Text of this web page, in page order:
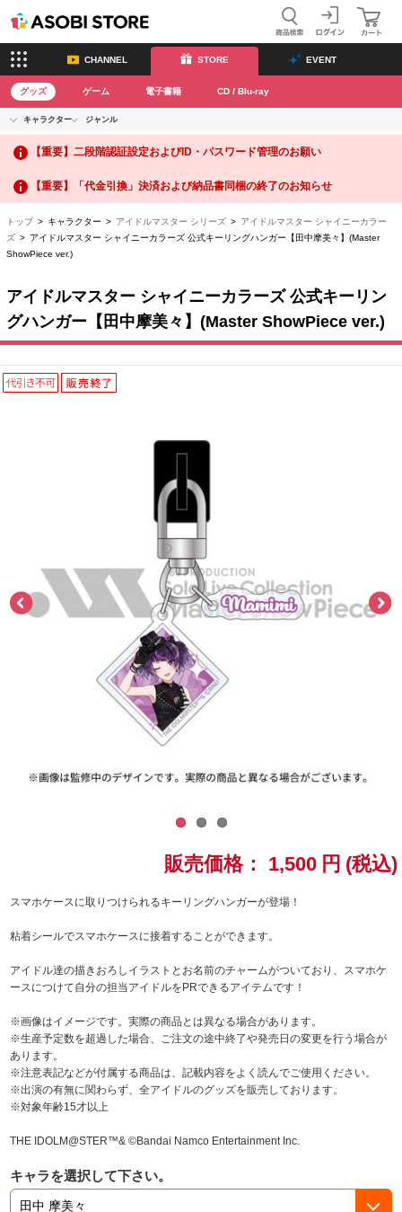
CHANNEL STORE EVENT
CHANNEL
STORE
ASOBI STORE TOP
ゲーム 電子書籍
CD / Blu-ray
EVENT
グッズ ゲーム 電子書籍 CD / Blu-ray
キャラクター
アイドルマスターシリーズ
アイドルマスター
アイドルマスター シンデレラガールズ
アイドルマスター SideM
学園アイドルマスター
プロジェクトアイマス ヴイアライヴ
太鼓の達人
ラブライブ！サンシャイン‼
ラブライブ！スーパースター!!
アイドリッシュセブン
ジャンル
イベントグッズ
トイ・ホビー
生活雑貨
【重要】二段階認証設定およびID・パスワード管理のお願い
【重要】「代金引換」決済および納品書同梱の終了のお知らせ
トップ> キャラクター > アイドルマスター シリーズ > アイドルマスター シャイニーカラー
ズ > アイドルマスター シャイニーカラーズ 公式キーリングハンガー【田中摩美々】(Master
ShowPiece ver.)
アイドルマスター シャイニーカラーズ 公式キーリン
グハンガー【田中摩美々】(Master ShowPiece ver.)
販売価格： 1,500 円 (税込)
スマホケースに取りつけられるキーリングハンガーが登場！
粘着シールでスマホケースに接着することができます。
アイドル達の描きおろしイラストとお名前のチャームがついており、スマホケ
ースにつけて自分の担当アイドルをPRできるアイテムです！
※画像はイメージです。実際の商品とは異なる場合があります。
※生産予定数を超過した場合、ご注文の途中終了や発売日の変更を行う場合が
あります。
※注意表記などが付属する商品は、記載内容をよく読んでご使用ください。
※出演の有無に関わらず、全アイドルのグッズを販売しております。
※対象年齢15才以上
THE IDOLM@STER™& ©Bandai Namco Entertainment Inc.
キャラを選択して下さい。